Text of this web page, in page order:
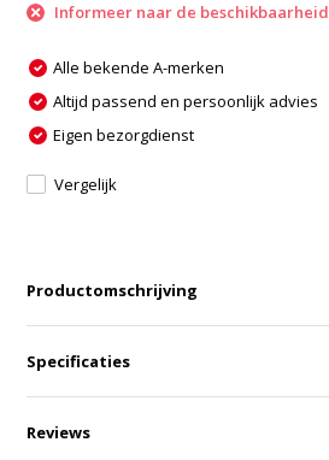
Informeer naar de beschikbaarheid
Alle bekende A-merken
Altijd passend en persoonlijk advies
Eigen bezorgdienst
Vergelijk
Productomschrijving
Specificaties
Reviews